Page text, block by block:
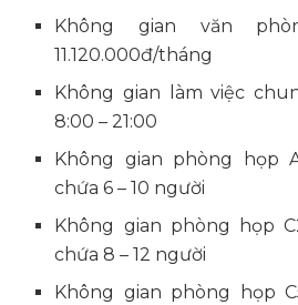
Không gian văn
11.120.000đ/tháng
Không gian làm việc
8:00 – 21:00
Không gian phòng họp
chứa 6 – 10 người
Không gian phòng họp
chứa 8 – 12 người
Không gian phòng họp